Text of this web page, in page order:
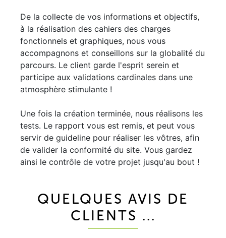
De la collecte de vos informations et objectifs,
à la réalisation des cahiers des charges
fonctionnels et graphiques, nous vous
accompagnons et conseillons sur la globalité du
parcours. Le client garde l'esprit serein et
participe aux validations cardinales dans une
atmosphère stimulante !
Une fois la création terminée, nous réalisons les
tests. Le rapport vous est remis, et peut vous
servir de guideline pour réaliser les vôtres, afin
de valider la conformité du site. Vous gardez
ainsi le contrôle de votre projet jusqu'au bout !
QUELQUES AVIS DE
CLIENTS ...